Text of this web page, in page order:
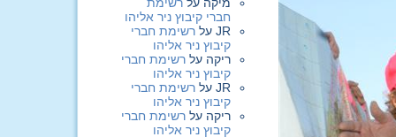
חברי קיבוץ ניר אליהו
JR על רשימת חברי
קיבוץ ניר אליהו
ריקה על רשימת חברי
קיבוץ ניר אליהו
JR על רשימת חברי
קיבוץ ניר אליהו
ריקה על רשימת חברי
קיבוץ ניר אליהו